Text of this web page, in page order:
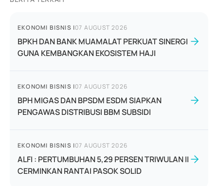
EKONOMI BISNIS |07 AUGUST 2026
BPKH DAN BANK MUAMALAT PERKUAT SINERGI
GUNA KEMBANGKAN EKOSISTEM HAJI
EKONOMI BISNIS |07 AUGUST 2026
BPH MIGAS DAN BPSDM ESDM SIAPKAN
PENGAWAS DISTRIBUSI BBM SUBSIDI
EKONOMI BISNIS |07 AUGUST 2026
ALFI : PERTUMBUHAN 5,29 PERSEN TRIWULAN II
CERMINKAN RANTAI PASOK SOLID